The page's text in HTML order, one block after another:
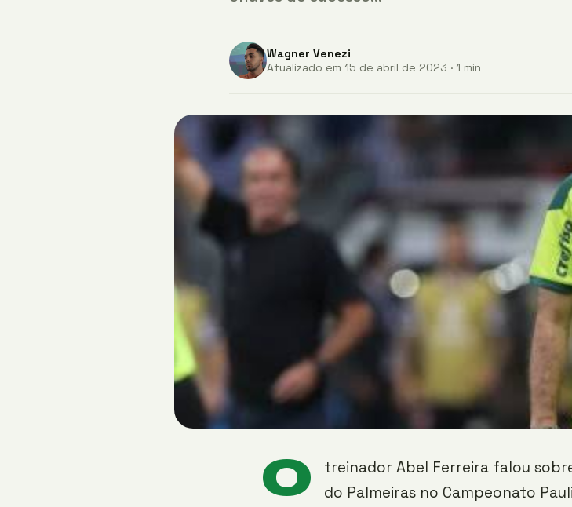
Wagner Venezi
Atualizado em 15 de abril de 2023 · 1 min
O
treinador Abel Ferreira falou
do Palmeiras no Campeonato